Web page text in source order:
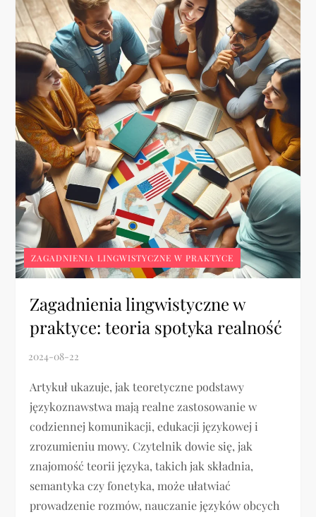
ZAGADNIENIA LINGWISTYCZNE W PRAKTYCE
Zagadnienia lingwistyczne w
praktyce: teoria spotyka realność
Artykuł ukazuje, jak teoretyczne podstawy
językoznawstwa mają realne zastosowanie w
codziennej komunikacji, edukacji językowej i
zrozumieniu mowy. Czytelnik dowie się, jak
znajomość teorii języka, takich jak składnia,
semantyka czy fonetyka, może ułatwiać
prowadzenie rozmów, nauczanie języków obcych